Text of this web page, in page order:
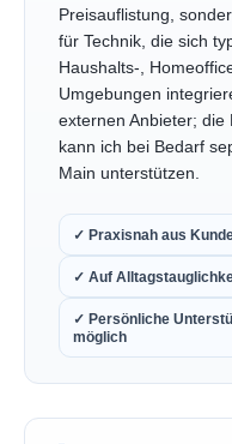
Preisauflistung,
für Technik, die sich
Haushalts-,
Umgebungen
externen Anbieter;
kann ich bei Bedarf
Main unterstützen.
✓ Praxisnah aus
✓ Auf
✓ Persönliche
möglich